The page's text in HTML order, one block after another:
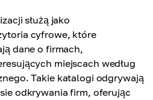
służą jako
cyfrowe, które
dane o firmach,
miejscach według
Takie katalogi odgrywają
odkrywania firm, oferując